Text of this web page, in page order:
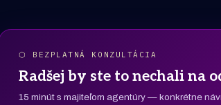
⬡ BEZPLATNÁ KONZULTÁCIA
Radšej by ste to nechali na
15 minút s majiteľom agentúry — konkrétne